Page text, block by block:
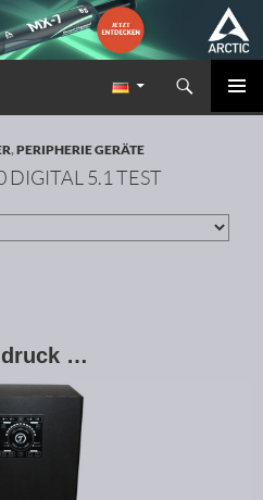
Hardware Portal
,PERIPHERIE GERÄTE
DIGITAL 5.1 TEST
…